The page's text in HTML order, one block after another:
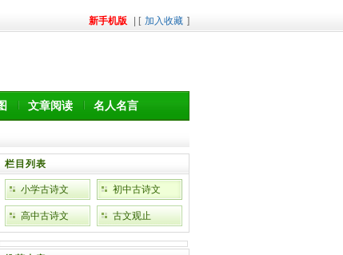
新手机版 | [ 加入收藏 ]
文章阅读 名人名言
栏目列表
小学古诗文 初中古诗文
高中古诗文 古文观止